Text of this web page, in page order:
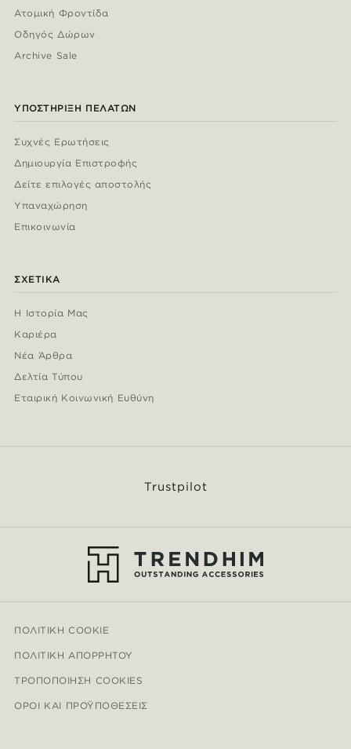
Ατομική Φροντίδα
Οδηγός Δώρων
Archive Sale
ΥΠΟΣΤΉΡΙΞΗ ΠΕΛΑΤΏΝ
Συχνές Ερωτήσεις
Δημιουργία Επιστροφής
Δείτε επιλογές αποστολής
Υπαναχώρηση
Επικοινωνία
ΣΧΕΤΙΚΆ
Η Ιστορία Μας
Καριέρα
Νέα Άρθρα
Δελτία Τύπου
Εταιρική Κοινωνική Ευθύνη
Trustpilot
ΠΟΛΙΤΙΚΉ COOKIE
ΠΟΛΙΤΙΚΉ ΑΠΟΡΡΉΤΟΥ
ΤΡΟΠΟΠΟΊΗΣΗ COOKIES
ΌΡΟΙ ΚΑΙ ΠΡΟΫΠΟΘΈΣΕΙΣ